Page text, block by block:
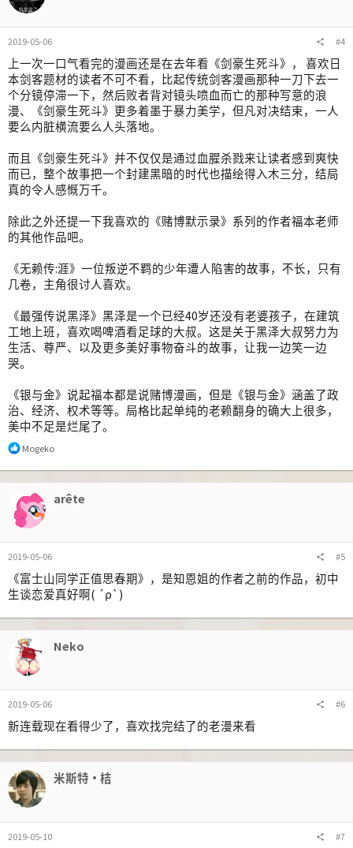
2019-05-06 #4
上一次一口气看完的漫画还是在去年看《剑豪生死斗》， 喜欢日
本剑客题材的读者不可不看，比起传统剑客漫画那种一刀下去一
个分镜停滞一下，然后败者背对镜头喷血而亡的那种写意的浪
漫、《剑豪生死斗》更多着墨于暴力美学，但凡对决结束，一人
要么内脏横流要么人头落地。
而且《剑豪生死斗》并不仅仅是通过血腥杀戮来让读者感到爽快
而已，整个故事把一个封建黑暗的时代也描绘得入木三分，结局
真的令人感慨万千。
除此之外还提一下我喜欢的《赌博默示录》系列的作者福本老师
的其他作品吧。
《无赖传:涯》一位叛逆不羁的少年遭人陷害的故事，不长，只有
几卷，主角很讨人喜欢。
《最强传说黑泽》黑泽是一个已经40岁还没有老婆孩子，在建筑
工地上班，喜欢喝啤酒看足球的大叔。这是关于黑泽大叔努力为
生活、尊严、以及更多美好事物奋斗的故事，让我一边笑一边
哭。
《银与金》说起福本都是说赌博漫画，但是《银与金》涵盖了政
治、经济、权术等等。局格比起单纯的老赖翻身的确大上很多，
美中不足是烂尾了。
反
:
Mogeko
arête
2019-05-06 #5
《富士山同学正值思春期》，是知恩姐的作者之前的作品，初中
生谈恋爱真好啊( ´ρ`)
Neko
2019-05-06 #6
新连载现在看得少了，喜欢找完结了的老漫来看
米斯特·桔
2019-05-10 #7